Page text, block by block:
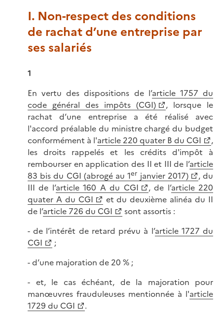
I. Non-respect des conditions
de rachat d’une entreprise par
ses salariés
1
En vertu des dispositions de l’article 1757 du
code général des impôts (CGI)
, lorsque le
rachat d’une entreprise a été réalisé avec
l'accord préalable du ministre chargé du budget
conformément à l'article 220 quater B du CGI
,
les droits rappelés et les crédits d'impôt à
rembourser en application des II et III de l’article
83 bis du CGI (abrogé au 1er janvier 2017)
, du
III de l’article 160 A du CGI , de l’article 220
quater A du CGI
et du deuxième alinéa du II
de l’article 726 du CGI
sont assortis :
- de l’intérêt de retard prévu à l’article 1727 du
CGI
;
- d’une majoration de 20 % ;
- et, le cas échéant, de la majoration pour
manœuvres frauduleuses mentionnée à l'article
1729 du CGI
.